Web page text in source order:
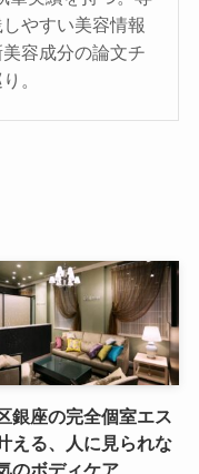
やすい美容情報
容成分の論文チ
。
銀座の完全個室エス
える、人に見られな
のボディケア